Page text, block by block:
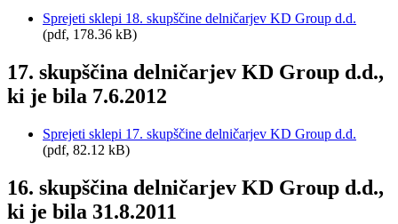
Sprejeti sklepi 18. skupščine delničarjev KD Group d.d.
(pdf, 178.36 kB)
17. skupščina delničarjev KD Group d.d.,
ki je bila 7.6.2012
Sprejeti sklepi 17. skupščine delničarjev KD Group d.d.
(pdf, 82.12 kB)
16. skupščina delničarjev KD Group d.d.,
ki je bila 31.8.2011